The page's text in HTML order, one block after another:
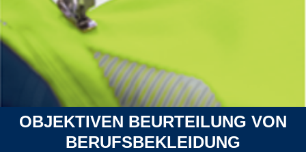
BP® QUALITÄTSCHECK
6 PRÜFBEREICHE ZUR
OBJEKTIVEN BEURTEILUNG VON
BERUFSBEKLEIDUNG